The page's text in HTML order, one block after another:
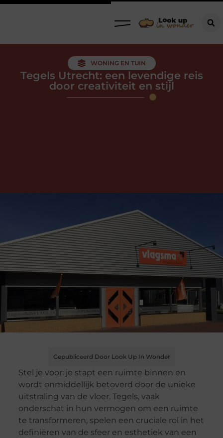
WONING EN TUIN
Tegels Utrecht: een levendige reis
door creativiteit en stijl
Gepubliceerd Door Look Up In Wonder
Stel je voor: je stapt een ruimte binnen en
wordt onmiddellijk betoverd door de unieke
uitstraling van de vloer. Tegels, vaak
onderschat in hun vermogen om een ruimte
te transformeren, spelen een cruciale rol in het
definiëren van de sfeer en esthetiek van een